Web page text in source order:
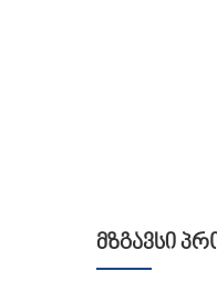
ᲛᲖᲒᲐᲕᲡᲘ